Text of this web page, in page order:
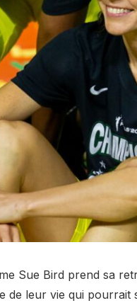
Sue Bird prend sa
de leur vie qui pourrait